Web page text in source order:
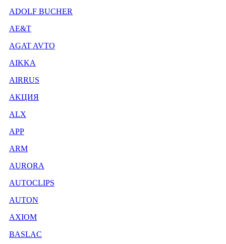
ADOLF BUCHER
AE&T
AGAT AVTO
AIKKA
AIRRUS
AKЦИЯ
ALX
APP
ARM
AURORA
AUTOCLIPS
AUTON
AXIOM
BASLAC